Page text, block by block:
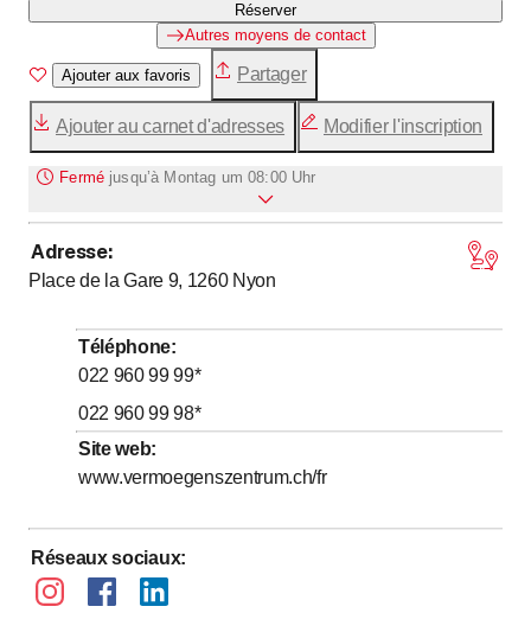
Réserver
Autres moyens de contact
Ajouter aux favoris Partager
Ajouter au carnet d'adresses Modifier l'inscription
Fermé jusqu’à Montag um 08:00 Uhr
Lundi jusqu’à
00
Mardi
Mercredi
8:00- jusqu’à
18:00
Jeudi
Vendredi
Samedi
Dimanche
Adresse:
Place de la Gare 9, 1260 Nyon
Téléphone:
022 960 99 99*
022 960 99 98*
Site web:
www.vermoegenszentrum.ch/fr
Réseaux sociaux: